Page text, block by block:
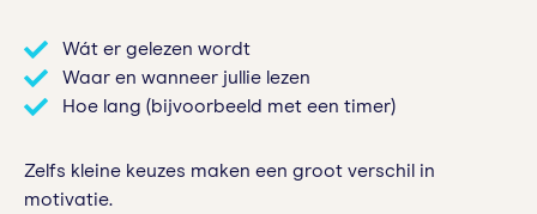
Wát er gelezen wordt
Waar en wanneer jullie lezen
Hoe lang (bijvoorbeeld met een timer)
Zelfs kleine keuzes maken een groot verschil in
motivatie.